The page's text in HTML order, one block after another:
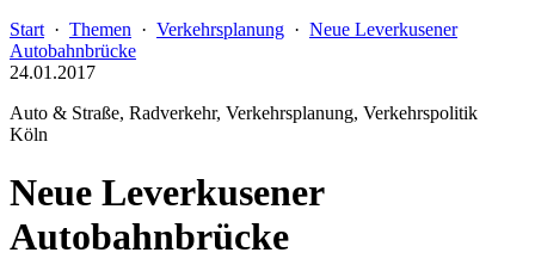
Start · Themen · Verkehrsplanung · Neue Leverkusener
Autobahnbrücke
24.01.2017
Auto & Straße, Radverkehr, Verkehrsplanung, Verkehrspolitik
Köln
Neue Leverkusener
Autobahnbrücke